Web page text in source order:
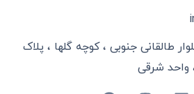
طالقانی جنوبی ، کوچه گلها ، پلاک